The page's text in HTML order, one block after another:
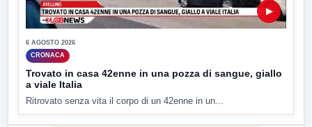
▶
6 AGOSTO 2026
CRONACA
Trovato in casa 42enne in una pozza di sangue, giallo
a viale Italia
Ritrovato senza vita il corpo di un 42enne in un...